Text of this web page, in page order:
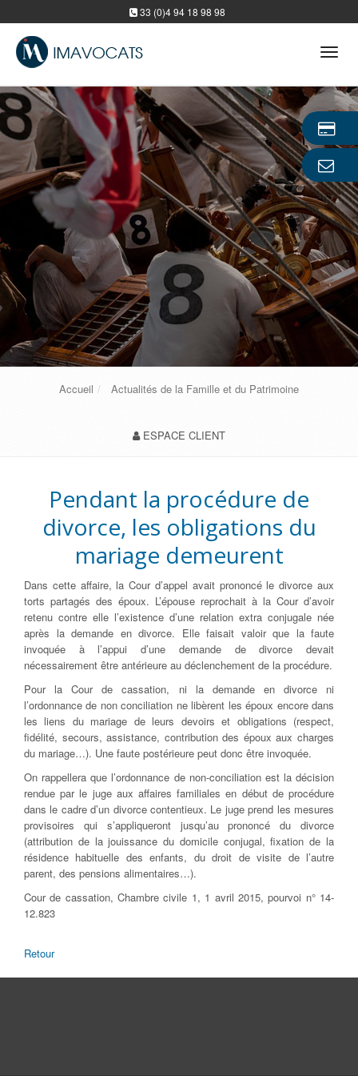
33 (0)4 94 18 98 98
Accueil Actualités de la Famille et du Patrimoine
ESPACE CLIENT
Pendant la procédure de
divorce, les obligations du
mariage demeurent
Dans cette affaire, la Cour d’appel avait prononcé le divorce aux
torts partagés des époux. L’épouse reprochait à la Cour d’avoir
retenu contre elle l’existence d’une relation extra conjugale née
après la demande en divorce. Elle faisait valoir que la faute
invoquée à l’appui d’une demande de divorce devait
nécessairement être antérieure au déclenchement de la procédure.
Pour la Cour de cassation, ni la demande en divorce ni
l’ordonnance de non conciliation ne libèrent les époux encore dans
les liens du mariage de leurs devoirs et obligations (respect,
fidélité, secours, assistance, contribution des époux aux charges
du mariage…). Une faute postérieure peut donc être invoquée.
On rappellera que l’ordonnance de non-conciliation est la décision
rendue par le juge aux affaires familiales en début de procédure
dans le cadre d’un divorce contentieux. Le juge prend les mesures
provisoires qui s’appliqueront jusqu’au prononcé du divorce
(attribution de la jouissance du domicile conjugal, fixation de la
résidence habituelle des enfants, du droit de visite de l’autre
parent, des pensions alimentaires…).
Cour de cassation, Chambre civile 1, 1 avril 2015, pourvoi n° 14-
12.823
Retour